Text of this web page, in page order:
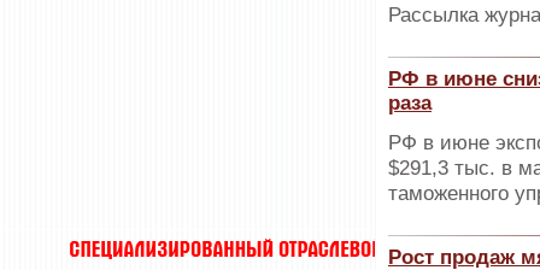
Рассылка
РФ в июне
раза
РФ в июне
$291,3 тыс. в
таможенного
Рост продаж